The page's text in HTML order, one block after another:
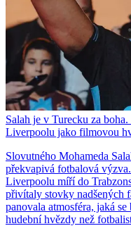
Salah je v Turecku za
Liverpoolu jako filmovou
Slovutného Mohameda
překvapivá fotbalová
Liverpoolu míří do
přivítaly stovky nadšených
panovala atmosféra, jaká
hudební hvězdy než